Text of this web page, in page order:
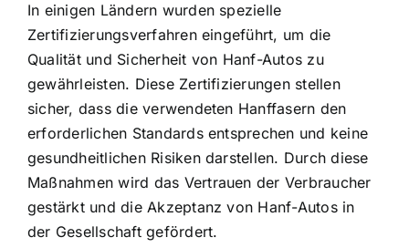
In einigen Ländern wurden spezielle
Zertifizierungsverfahren eingeführt, um die
Qualität und Sicherheit von Hanf-Autos zu
gewährleisten. Diese Zertifizierungen stellen
sicher, dass die verwendeten Hanffasern den
erforderlichen Standards entsprechen und keine
gesundheitlichen Risiken darstellen. Durch diese
Maßnahmen wird das Vertrauen der Verbraucher
gestärkt und die Akzeptanz von Hanf-Autos in
der Gesellschaft gefördert.